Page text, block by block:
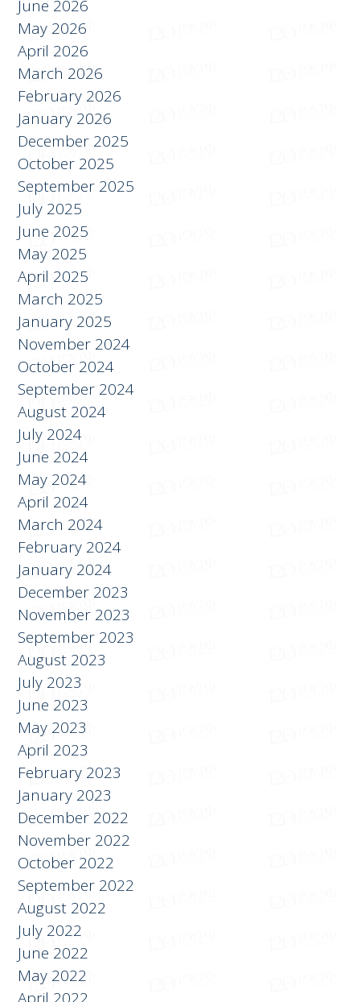
July 2026
June 2026
May 2026
April 2026
March 2026
February 2026
January 2026
December 2025
October 2025
September 2025
July 2025
June 2025
May 2025
April 2025
March 2025
January 2025
November 2024
October 2024
September 2024
August 2024
July 2024
June 2024
May 2024
April 2024
March 2024
February 2024
January 2024
December 2023
November 2023
September 2023
August 2023
July 2023
June 2023
May 2023
April 2023
February 2023
January 2023
December 2022
November 2022
October 2022
September 2022
August 2022
July 2022
June 2022